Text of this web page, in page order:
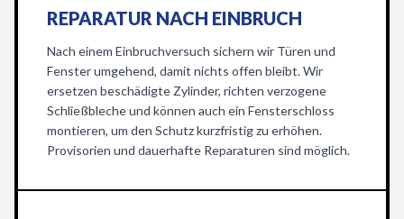
REPARATUR NACH EINBRUCH
Nach einem Einbruchversuch sichern wir Türen und
Fenster umgehend, damit nichts offen bleibt. Wir
ersetzen beschädigte Zylinder, richten verzogene
Schließbleche und können auch ein Fensterschloss
montieren, um den Schutz kurzfristig zu erhöhen.
Provisorien und dauerhafte Reparaturen sind möglich.